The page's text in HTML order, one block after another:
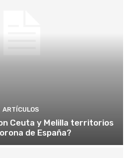
ARTÍCULOS
Ceuta y Melilla territorios
de España?